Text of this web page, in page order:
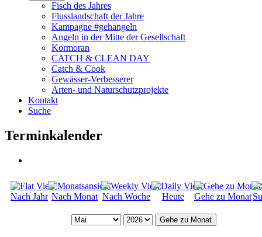
Fisch des Jahres
Flusslandschaft der Jahre
Kampagne #gehangeln
Angeln in der Mitte der Gesellschaft
Kormoran
CATCH & CLEAN DAY
Catch & Cook
Gewässer-Verbesserer
Arten- und Naturschutzprojekte
Kontakt
Suche
Terminkalender
Nach Jahr Nach Monat Nach Woche Heute Gehe zu Monat
Gehe zu Monat